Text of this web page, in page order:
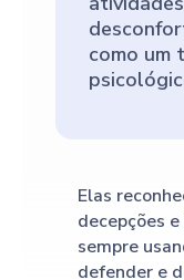
como um
Elas
decepções
sempre
defender e